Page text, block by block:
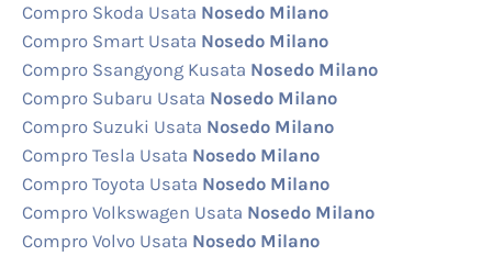
Compro Skoda Usata Nosedo Milano
Compro Smart Usata Nosedo Milano
Compro Ssangyong Kusata Nosedo Milano
Compro Subaru Usata Nosedo Milano
Compro Suzuki Usata Nosedo Milano
Compro Tesla Usata Nosedo Milano
Compro Toyota Usata Nosedo Milano
Compro Volkswagen Usata Nosedo Milano
Compro Volvo Usata Nosedo Milano